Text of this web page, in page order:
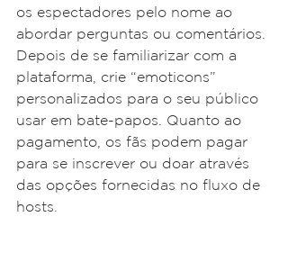
os espectadores pelo nome ao
abordar perguntas ou comentários.
Depois de se familiarizar com a
plataforma, crie “emoticons”
personalizados para o seu público
usar em bate-papos. Quanto ao
pagamento, os fãs podem pagar
para se inscrever ou doar através
das opções fornecidas no fluxo de
hosts.